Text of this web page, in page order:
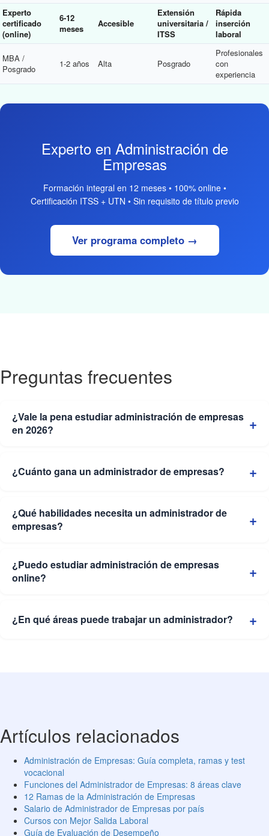
Experto
certificado
(online)
6-12
meses
Accesible
Extensión
universitaria /
ITSS
Rápida
inserción
laboral
MBA /
Posgrado
1-2 años Alta Posgrado
Profesionales
con
experiencia
Experto en Administración de
Empresas
Formación integral en 12 meses • 100% online •
Certificación ITSS + UTN • Sin requisito de título previo
Ver programa completo →
Preguntas frecuentes
¿Vale la pena estudiar administración de empresas
en 2026?
¿Cuánto gana un administrador de empresas?
¿Qué habilidades necesita un administrador de
empresas?
¿Puedo estudiar administración de empresas
online?
¿En qué áreas puede trabajar un administrador?
Artículos relacionados
Administración de Empresas: Guía completa, ramas y test
vocacional
Funciones del Administrador de Empresas: 8 áreas clave
12 Ramas de la Administración de Empresas
Salario de Administrador de Empresas por país
Cursos con Mejor Salida Laboral
Guía de Evaluación de Desempeño